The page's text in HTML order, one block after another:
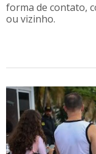
forma de contato,
ou vizinho.